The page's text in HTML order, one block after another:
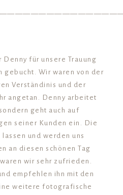
Denny für unsere Trauung
gebucht. Wir waren von der
Verständinis und der
angetan. Denny arbeitet
geht auch auf
seiner Kunden ein. Die
lassen und werden uns
an diesen schönen Tag
wir sehr zufrieden.
empfehlen ihn mit den
weitere fotografische